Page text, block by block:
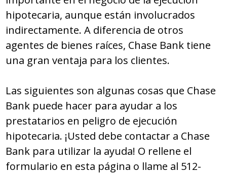
hipotecaria, aunque están involucrados
indirectamente. A diferencia de otros
agentes de bienes raíces, Chase Bank tiene
una gran ventaja para los clientes.
Las siguientes son algunas cosas que Chase
Bank puede hacer para ayudar a los
prestatarios en peligro de ejecución
hipotecaria. ¡Usted debe contactar a Chase
Bank para utilizar la ayuda! O rellene el
formulario en esta página o llame al 512-